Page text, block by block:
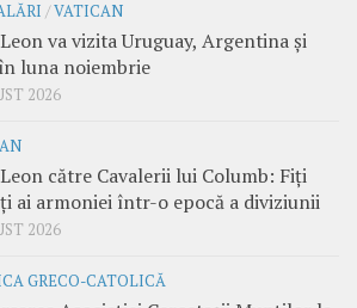
/VATICAN
va vizita Uruguay, Argentina și
luna noiembrie
2026
către Cavalerii lui Columb: Fiți
ai armoniei într-o epocă a diviziunii
2026
GRECO-CATOLICĂ